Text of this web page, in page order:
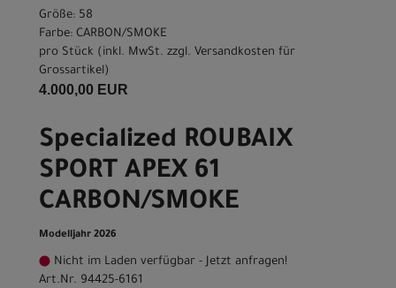
Größe: 58
Farbe: CARBON/SMOKE
pro Stück (inkl. MwSt. zzgl. Versandkosten für
Grossartikel)
4.000,00 EUR
Specialized ROUBAIX
SPORT APEX 61
CARBON/SMOKE
Modelljahr 2026
Nicht im Laden verfügbar - Jetzt anfragen!
Art.Nr. 94425-6161